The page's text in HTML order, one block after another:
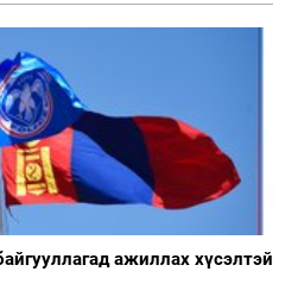
ажиллах хүсэлтэй